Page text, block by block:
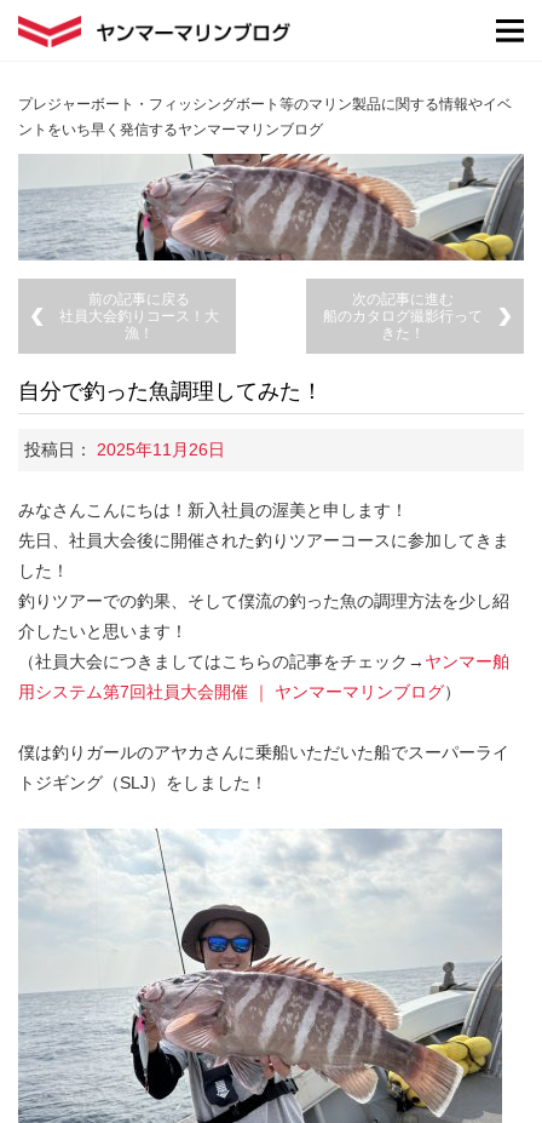
プレジャーボート・フィッシングボート等のマリン製品に関する情報やイベ
ントをいち早く発信するヤンマーマリンブログ
前の記事に戻る
社員大会釣りコース！大
漁！
次の記事に進む
船のカタログ撮影行って
きた！
自分で釣った魚調理してみた！
投稿日： 2025年11月26日
みなさんこんにちは！新入社員の渥美と申します！
先日、社員大会後に開催された釣りツアーコースに参加してきま
した！
釣りツアーでの釣果、そして僕流の釣った魚の調理方法を少し紹
介したいと思います！
（社員大会につきましてはこちらの記事をチェック→ ヤンマー舶
用システム第7回社員大会開催 ｜ ヤンマーマリンブログ）
僕は釣りガールのアヤカさんに乗船いただいた船でスーパーライ
トジギング（SLJ）をしました！